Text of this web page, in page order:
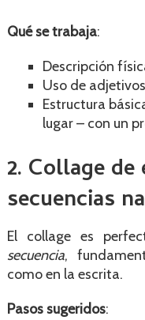
Qué se trabaja:
Descripción
Uso de
Estructura
lugar – con un
2. Collage de
secuencias
El collage es
secuencia,
como en la escrita.
Pasos sugeridos: